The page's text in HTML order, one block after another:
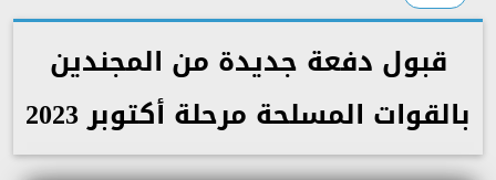
قبول دفعة جديدة من المجندين
بالقوات المسلحة مرحلة أكتوبر 2023